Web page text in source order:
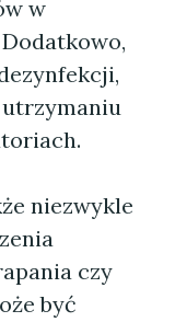
w
niezwykle
czy
być